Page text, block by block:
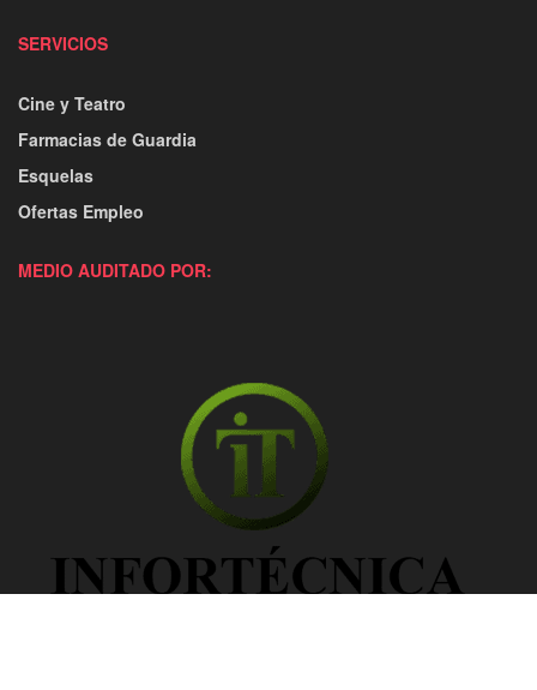
SERVICIOS
Cine y Teatro
Farmacias de Guardia
Esquelas
Ofertas Empleo
MEDIO AUDITADO POR: